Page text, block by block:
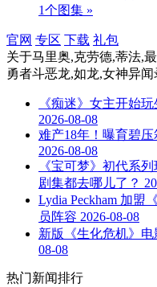
1个图集 »
官网 专区 下载 礼包
关于马里奥,克劳德,蒂法,
勇者斗恶龙,如龙,女神异闻
《痴迷》女主开始
2026-08-08
难产18年！曝育碧
2026-08-08
《宝可梦》初代系
剧集都去哪儿了？
Lydia Peckham 加盟
员阵容 2026-08-08
新版《生化危机》
08-08
热门新闻排行